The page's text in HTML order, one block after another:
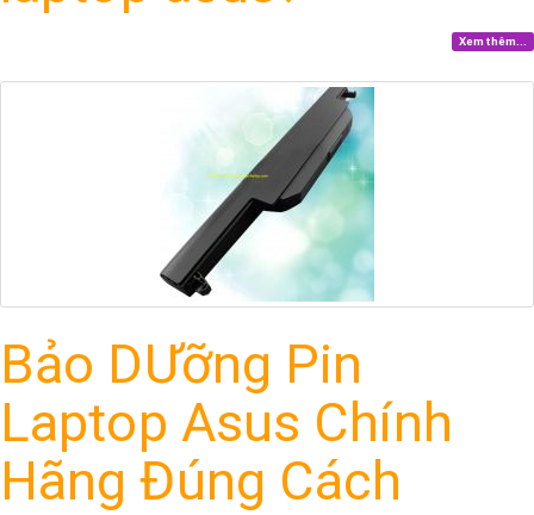
Xem thêm...
Bảo DƯỡng Pin
Laptop Asus Chính
Hãng Đúng Cách